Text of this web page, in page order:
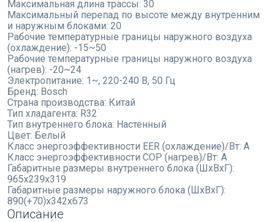
Максимальная длина трассы: 30
Максимальный перепад по высоте между внутренним
и наружным блоками: 20
Рабочие температурные границы наружного воздуха
(охлаждение): -15~50
Рабочие температурные границы наружного воздуха
(нагрев): -20~24
Электропитание: 1~, 220-240 В, 50 Гц
Бренд: Bosch
Страна производства: Китай
Тип хладагента: R32
Тип внутреннего блока: Настенный
Цвет: Белый
Класс энергоэффективности EER (охлаждение)/Вт: A
Класс энергоэффективности COP (нагрев)/Вт: A
Габаритные размеры внутреннего блока (ШхВхГ):
965x239x319
Габаритные размеры наружного блока (ШхВхГ):
890(+70)x342x673
Описание